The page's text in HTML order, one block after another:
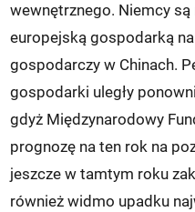
wewnętrznego. Niemcy
europejską gospodarką
gospodarczy w Chinach.
gospodarki uległy
gdyż Międzynarodowy
prognozę na ten rok na
jeszcze w tamtym roku
również widmo upadku